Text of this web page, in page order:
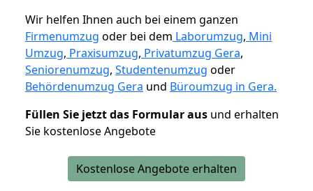
Wir helfen Ihnen auch bei einem ganzen
Firmenumzug oder bei dem Laborumzug, Mini
Umzug, Praxisumzug, Privatumzug Gera,
Seniorenumzug, Studentenumzug oder
Behördenumzug Gera und Büroumzug in Gera.
Füllen Sie jetzt das Formular aus und erhalten
Sie kostenlose Angebote
Kostenlose Angebote erhalten